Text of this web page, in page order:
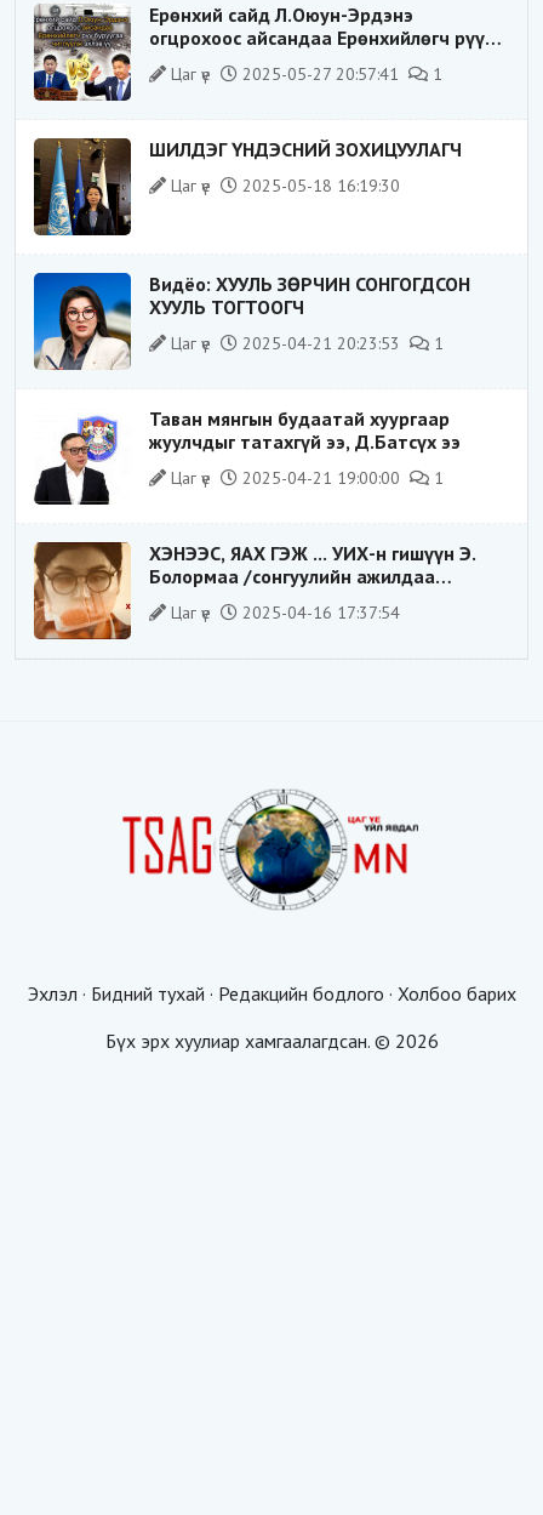
Ерөнхий сайд Л.Оюун-Эрдэнэ
огцрохоос айсандаа Ерөнхийлөгч рүү
буруугаа чиглүүлж эхлэв үү
Цаг үе 2025-05-27 20:57:41 1
ШИЛДЭГ ҮНДЭСНИЙ ЗОХИЦУУЛАГЧ
Цаг үе 2025-05-18 16:19:30
Видёо: ХУУЛЬ ЗӨРЧИН СОНГОГДСОН
ХУУЛЬ ТОГТООГЧ
Цаг үе 2025-04-21 20:23:53 1
Таван мянгын будаатай хуургаар
жуулчдыг татахгүй ээ, Д.Батсүх ээ
Цаг үе 2025-04-21 19:00:00 1
ХЭНЭЭС, ЯАХ ГЭЖ ... УИХ-н гишүүн Э.
Болормаа /сонгуулийн ажилдаа
гадаадын компаниас хандив авсан уу/
Цаг үе 2025-04-16 17:37:54
Эхлэл · Бидний тухай · Редакцийн бодлого · Холбоо барих
Бүх эрх хуулиар хамгаалагдсан. © 2026